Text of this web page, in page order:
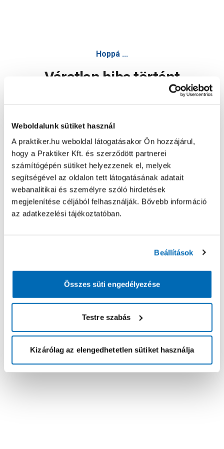
Weboldalunk sütiket használ
A praktiker.hu weboldal látogatásakor Ön hozzájárul,
hogy a Praktiker Kft. és szerződött partnerei
számítógépén sütiket helyezzenek el, melyek
segítségével az oldalon tett látogatásának adatait
webanalitikai és személyre szóló hirdetések
megjelenítése céljából felhasználják. Bővebb információ
az adatkezelési tájékoztatóban.
Beállítások
Összes süti engedélyezése
Testre szabás
Kizárólag az elengedhetetlen sütiket használja
Hoppá ...
Váratlan hiba történt
Oldal újratöltése